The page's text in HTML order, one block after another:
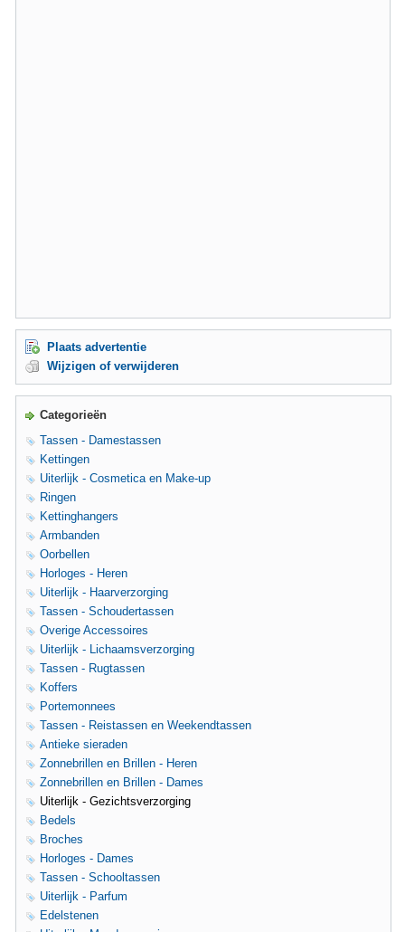
Plaats advertentie
Wijzigen of verwijderen
Categorieën
Tassen - Damestassen
Kettingen
Uiterlijk - Cosmetica en Make-up
Ringen
Kettinghangers
Armbanden
Oorbellen
Horloges - Heren
Uiterlijk - Haarverzorging
Tassen - Schoudertassen
Overige Accessoires
Uiterlijk - Lichaamsverzorging
Tassen - Rugtassen
Koffers
Portemonnees
Tassen - Reistassen en Weekendtassen
Antieke sieraden
Zonnebrillen en Brillen - Heren
Zonnebrillen en Brillen - Dames
Uiterlijk - Gezichtsverzorging
Bedels
Broches
Horloges - Dames
Tassen - Schooltassen
Uiterlijk - Parfum
Edelstenen